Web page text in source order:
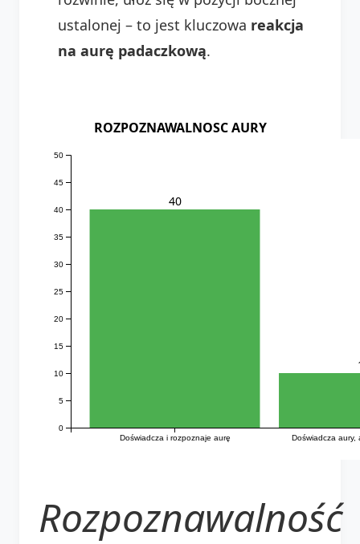
ustalonej – to jest kluczowa reakcja
na aurę padaczkową.
ROZPOZNAWALNOSC AURY
Doświadcza i rozpoznaje aurę Doświadcza aury,
0
5
10
15
20
25
30
35
40
45
50
40
Rozpoznawalność